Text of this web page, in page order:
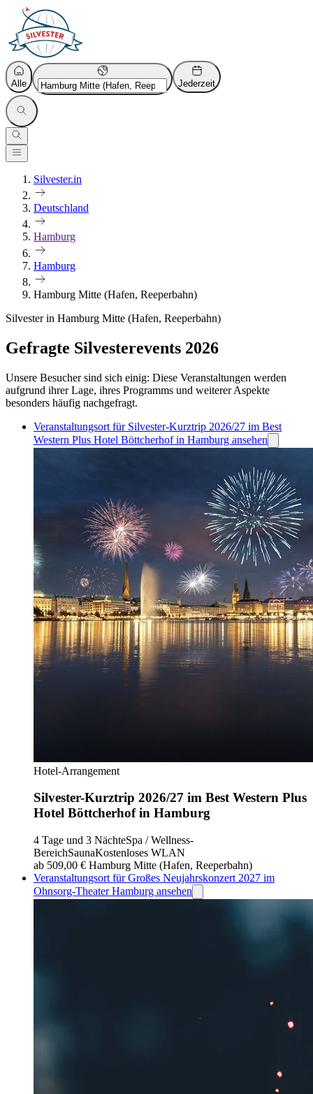
Alle Jederzeit
Silvester.in
Deutschland
Hamburg
Hamburg
Hamburg Mitte (Hafen, Reeperbahn)
Silvester in Hamburg Mitte (Hafen, Reeperbahn)
Gefragte Silvesterevents 2026
Unsere Besucher sind sich einig: Diese Veranstaltungen werden
aufgrund ihrer Lage, ihres Programms und weiterer Aspekte
besonders häufig nachgefragt.
Veranstaltungsort für Silvester-Kurztrip 2026/27 im Best
Western Plus Hotel Böttcherhof in Hamburg ansehen
Hotel-Arrangement
Silvester-Kurztrip 2026/27 im Best Western Plus
Hotel Böttcherhof in Hamburg
4 Tage und 3 NächteSpa / Wellness-
BereichSaunaKostenloses WLAN
ab 509,00 € Hamburg Mitte (Hafen, Reeperbahn)
Veranstaltungsort für Großes Neujahrskonzert 2027 im
Ohnsorg-Theater Hamburg ansehen